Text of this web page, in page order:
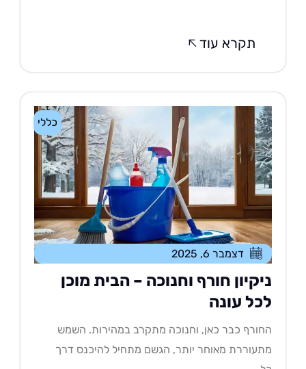
תקרא עוד
כללי
דצמבר 6, 2025
חורף וחנוכה – הבית מוכן
עונה
כבר כאן, וחנוכה מתקרב במהירות. השמש
מאוחר יותר, הגשם מתחיל להיכנס דרך